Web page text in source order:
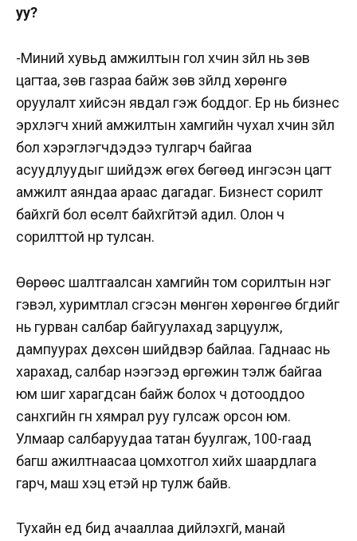
уу?
-Миний хувьд амжилтын гол хүчин зүйл нь зөв
цагтаа, зөв газраа байж зөв зүйлд хөрөнгө
оруулалт хийсэн явдал гэж боддог. Ер нь бизнес
эрхлэгч хүний амжилтын хамгийн чухал хүчин зүйл
бол хэрэглэгчдэдээ тулгарч байгаа
асуудлуудыг шийдэж өгөх бөгөөд ингэсэн цагт
амжилт аяндаа араас дагадаг. Бизнест сорилт
байхгүй бол өсөлт байхгүйтэй адил. Олон ч
сорилттой нүүр тулсан.
Өөрөөс шалтгаалсан хамгийн том сорилтын нэг
гэвэл, хуримтлал үүсгэсэн мөнгөн хөрөнгөө бүгдийг
нь гурван салбар байгуулахад зарцуулж,
дампуурах дөхсөн шийдвэр байлаа. Гаднаас нь
харахад, салбар нээгээд өргөжин тэлж байгаа
юм шиг харагдсан байж болох ч дотооддоо
санхүүгийн гүн хямрал руу гулсаж орсон юм.
Улмаар салбаруудаа татан буулгаж, 100-гаад
багш ажилтнаасаа цомхотгол хийх шаардлага
гарч, маш хэцүү үетэй нүүр тулж байв.
Тухайн үед бид ачааллаа дийлэхгүй, манай